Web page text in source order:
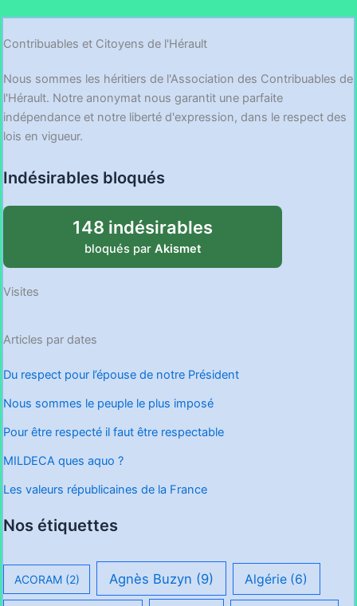
Contribuables et Citoyens de l'Hérault
Nous sommes les héritiers de l'Association des Contribuables de
l'Hérault. Notre anonymat nous garantit une parfaite
indépendance et notre liberté d'expression, dans le respect des
lois en vigueur.
Indésirables bloqués
148 indésirables
bloqués par Akismet
Visites
Articles par dates
Du respect pour l’épouse de notre Président
Nous sommes le peuple le plus imposé
Pour être respecté il faut être respectable
MILDECA ques aquo ?
Les valeurs républicaines de la France
Nos étiquettes
ACORAM(2) Agnès Buzyn (9) Algérie (6)